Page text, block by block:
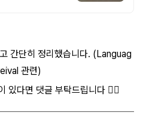
간단히 정리했습니다. (Languag
관련)
있다면 댓글 부탁드립니다 🙇‍♂️